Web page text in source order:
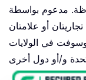
أو علامتان
في الولايات